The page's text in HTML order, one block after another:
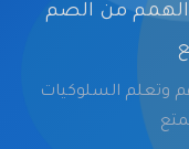
من الصم
وتعلم السلوكيات